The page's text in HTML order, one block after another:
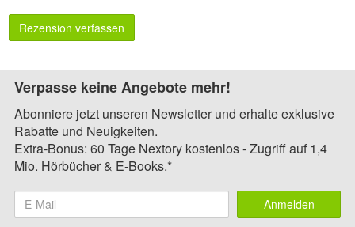
Rezension verfassen
Verpasse keine Angebote mehr!
Abonniere jetzt unseren Newsletter und erhalte exklusive
Rabatte und Neuigkeiten.
Extra-Bonus: 60 Tage Nextory kostenlos - Zugriff auf 1,4
Mio. Hörbücher & E-Books.*
Anmelden